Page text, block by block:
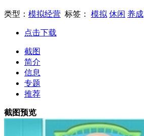
类型： 模拟经营 标签： 模拟 休闲 养成
点击下载
截图
简介
信息
专题
推荐
截图预览